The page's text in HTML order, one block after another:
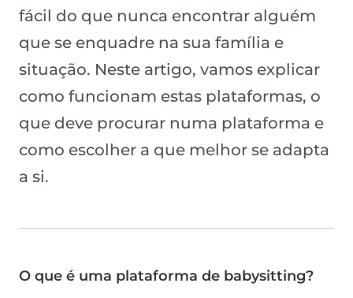
fácil do que nunca encontrar alguém
que se enquadre na sua família e
situação. Neste artigo, vamos explicar
como funcionam estas plataformas, o
que deve procurar numa plataforma e
como escolher a que melhor se adapta
a si.
O que é uma plataforma de babysitting?